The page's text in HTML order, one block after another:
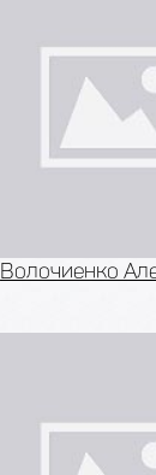
Волочиенко